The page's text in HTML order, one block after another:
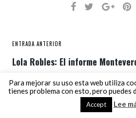
ENTRADA ANTERIOR
Lola Robles: El informe
ENTRADA SIGUIENTE
A. M. Vozmediano: Kepler 22B
Para mejorar su uso esta web utiliza
tienes problema con esto, pero puedes
Accept Lee